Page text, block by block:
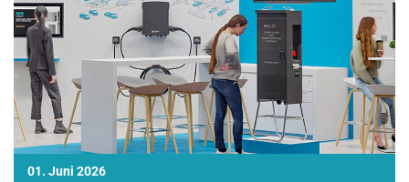
01. Juni 2026